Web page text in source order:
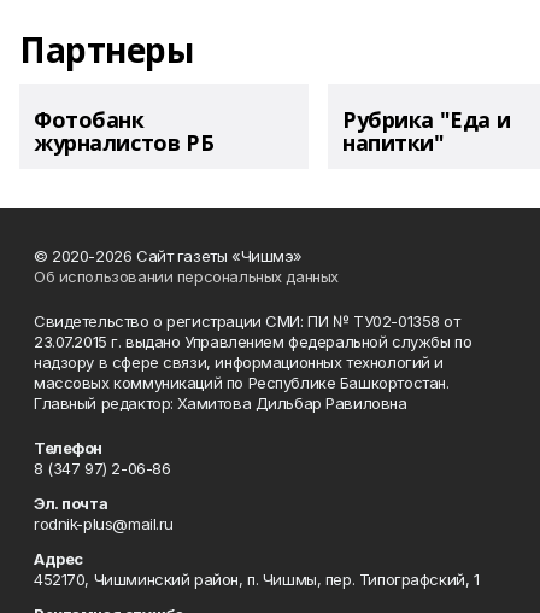
Партнеры
Фотобанк
журналистов РБ
Рубрика "Еда и
напитки"
© 2020-2026 Сайт газеты «Чишмэ»
Об использовании персональных данных
Свидетельство о регистрации СМИ: ПИ № ТУ02-01358 от
23.07.2015 г. выдано Управлением федеральной службы по
надзору в сфере связи, информационных технологий и
массовых коммуникаций по Республике Башкортостан.
Главный редактор: Хамитова Дильбар Равиловна
Телефон
8 (347 97) 2-06-86
Эл. почта
rodnik-plus@mail.ru
Адрес
452170, Чишминский район, п. Чишмы, пер. Типографский, 1